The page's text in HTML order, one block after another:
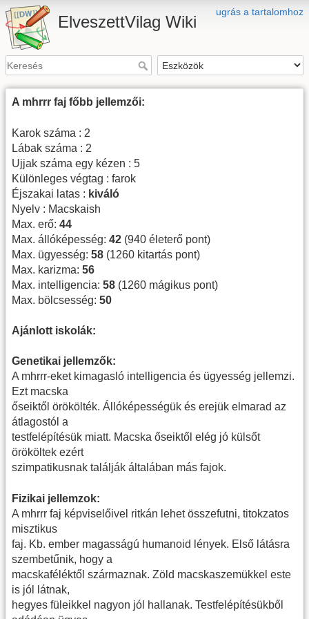
ugrás a tartalomhoz
ElveszettVilag Wiki
A mhrrr faj főbb jellemzői:
Karok száma : 2
Lábak száma : 2
Ujjak száma egy kézen : 5
Különleges végtag : farok
Éjszakai latas : kiváló
Nyelv : Macskaish
Max. erő: 44
Max. állóképesség: 42 (940 életerő pont)
Max. ügyesség: 58 (1260 kitartás pont)
Max. karizma: 56
Max. intelligencia: 58 (1260 mágikus pont)
Max. bölcsesség: 50
Ajánlott iskolák:
Genetikai jellemzők:
A mhrrr-eket kimagasló intelligencia és ügyesség jellemzi.
Ezt macska
őseiktől örökölték. Állóképességük és erejük elmarad az
átlagostól a
testfelépítésük miatt. Macska őseiktől elég jó külsőt
örököltek ezért
szimpatikusnak találják általában más fajok.
Fizikai jellemzok:
A mhrrr faj képviselőivel ritkán lehet összefutni, titokzatos
misztikus
faj. Kb. ember magasságú humanoid lények. Első látásra
szembetűnik, hogy a
macskaféléktől származnak. Zöld macskaszemükkel este
is jól látnak,
hegyes füleikkel nagyon jól hallanak. Testfelépítésükből